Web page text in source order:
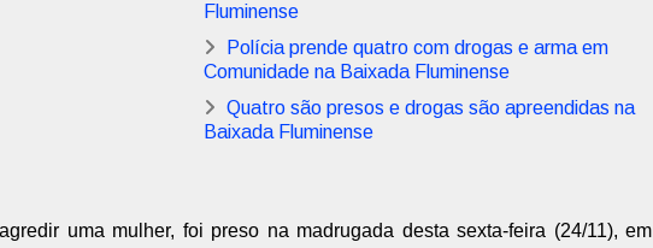
Fluminense
Polícia prende quatro com drogas e arma em
Comunidade na Baixada Fluminense
Quatro são presos e drogas são apreendidas na
Baixada Fluminense
uma mulher, foi preso na madrugada desta sexta-feira (24/11), em